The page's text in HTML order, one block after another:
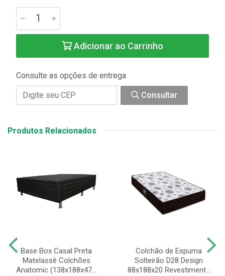
Adicionar ao Carrinho
Consulte as opções de entrega
Consultar
Produtos Relacionados
Base Box Casal Preta
Matelassê Colchões
Anatomic (138x188x47...
Colchão de Espuma
Solteirão D28 Design
88x188x20 Revestiment...